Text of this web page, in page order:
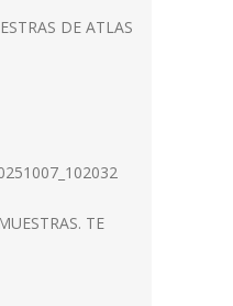
DE ATLAS
TE